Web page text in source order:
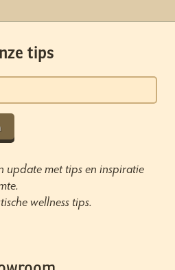
tips
update met tips en inspiratie
wellness tips.